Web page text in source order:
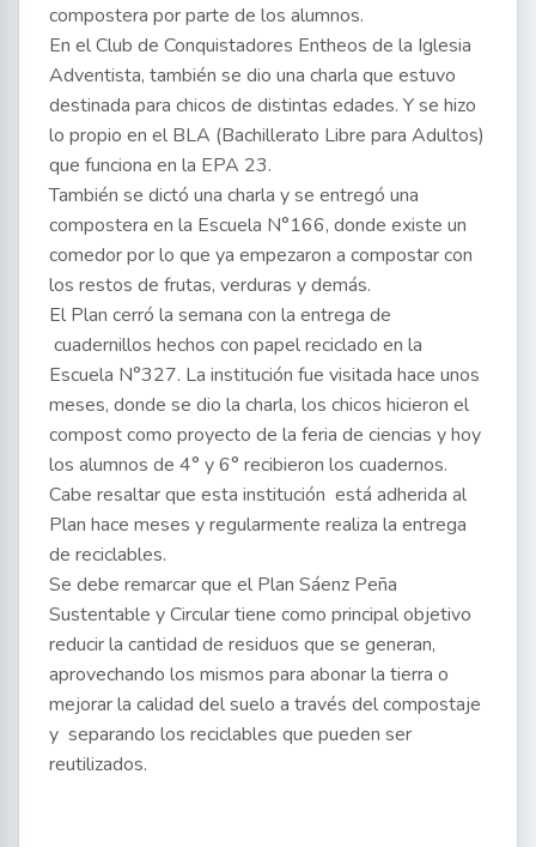
compostera por parte de los alumnos.
En el Club de Conquistadores Entheos de la Iglesia
Adventista, también se dio una charla que estuvo
destinada para chicos de distintas edades. Y se hizo
lo propio en el BLA (Bachillerato Libre para Adultos)
que funciona en la EPA 23.
También se dictó una charla y se entregó una
compostera en la Escuela N°166, donde existe un
comedor por lo que ya empezaron a compostar con
los restos de frutas, verduras y demás.
El Plan cerró la semana con la entrega de
cuadernillos hechos con papel reciclado en la
Escuela N°327. La institución fue visitada hace unos
meses, donde se dio la charla, los chicos hicieron el
compost como proyecto de la feria de ciencias y hoy
los alumnos de 4° y 6° recibieron los cuadernos.
Cabe resaltar que esta institución está adherida al
Plan hace meses y regularmente realiza la entrega
de reciclables.
Se debe remarcar que el Plan Sáenz Peña
Sustentable y Circular tiene como principal objetivo
reducir la cantidad de residuos que se generan,
aprovechando los mismos para abonar la tierra o
mejorar la calidad del suelo a través del compostaje
y separando los reciclables que pueden ser
reutilizados.